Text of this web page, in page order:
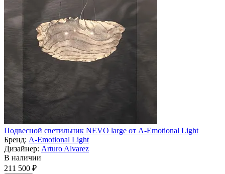
Подвесной светильник NEVO large от A-Emotional Light
Бренд: A-Emotional Light
Дизайнер: Arturo Alvarez
В наличии
211 500 ₽